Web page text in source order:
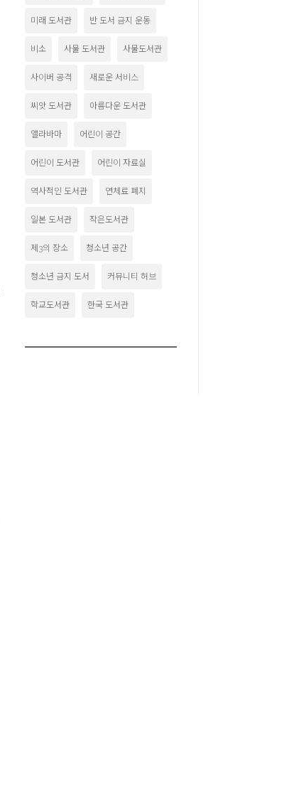
미래 도서관 반 도서 금지 운동
비소 사물 도서관 사물도서관
사이버 공격 새로운 서비스
씨앗 도서관 아름다운 도서관
앨라바마 어린이 공간
어린이 도서관 어린이 자료실
역사적인 도서관 연체료 폐지
일본 도서관 작은도서관
제3의 장소 청소년 공간
청소년 금지 도서 커뮤니티 허브
학교도서관 한국 도서관